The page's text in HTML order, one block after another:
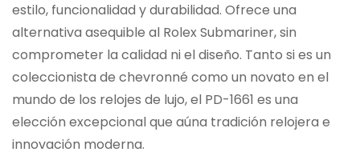
estilo, funcionalidad y durabilidad. Ofrece una
alternativa asequible al Rolex Submariner, sin
comprometer la calidad ni el diseño. Tanto si es un
coleccionista de chevronné como un novato en el
mundo de los relojes de lujo, el PD-1661 es una
elección excepcional que aúna tradición relojera e
innovación moderna.